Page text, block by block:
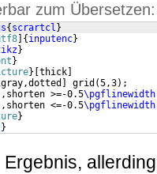
zum Übersetzen:
{ scrartcl }
{ inputenc}
}
}
} thick
grid (5,3) ;
>=-0.5\pgflinewidth
<=-0.5\pgflinewidth
}
}